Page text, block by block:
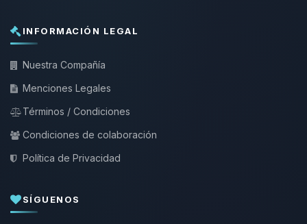
INFORMACIÓN LEGAL
Nuestra Compañía
Menciones Legales
Términos / Condiciones
Condiciones de colaboración
Política de Privacidad
SÍGUENOS